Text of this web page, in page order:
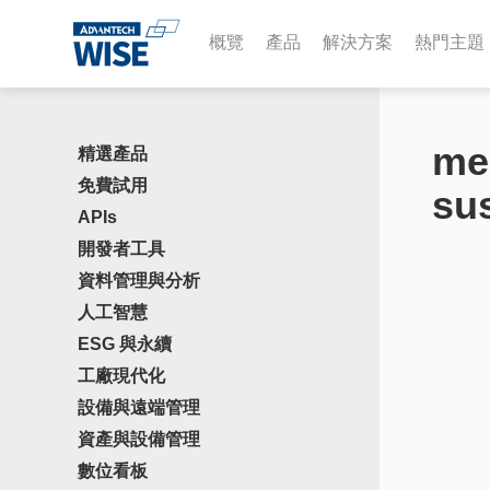
概覽 產品 解決方案 熱門主題
精選產品
免費試用
APIs
開發者工具
資料管理與分析
人工智慧
ESG 與永續
工廠現代化
設備與遠端管理
資產與設備管理
數位看板